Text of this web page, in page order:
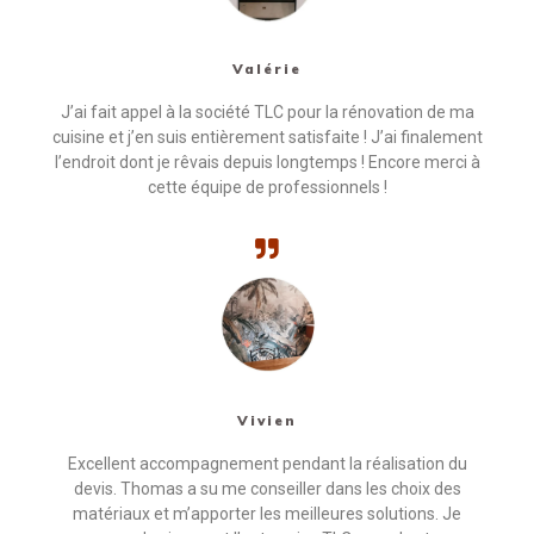
Valérie
J’ai fait appel à la société TLC pour la réno­va­tion de ma
cui­sine et j’en suis entière­ment sat­is­faite ! J’ai finale­ment
l’endroit dont je rêvais depuis longtemps ! Encore mer­ci à
cette équipe de professionnels !
Vivien
Excel­lent accom­pa­g­ne­ment pen­dant la réal­i­sa­tion du
devis. Thomas a su me con­seiller dans les choix des
matéri­aux et m’apporter les meilleures solu­tions. Je